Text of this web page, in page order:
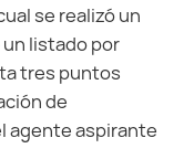
se realizó un
listado por
tres puntos
de
agente aspirante